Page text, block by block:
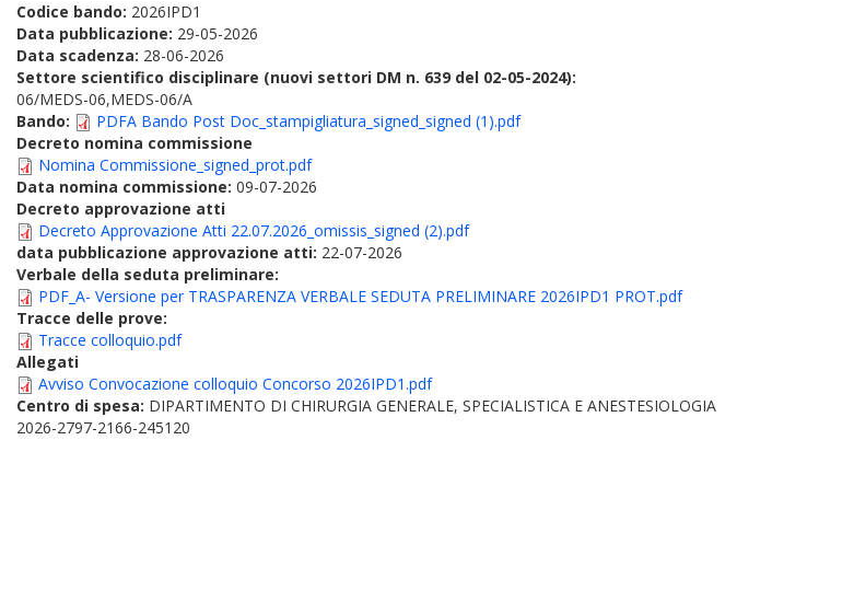
Codice bando: 2026IPD1
Data pubblicazione: 29-05-2026
Data scadenza: 28-06-2026
Settore scientifico disciplinare (nuovi settori DM n. 639 del 02-05-2024):
06/MEDS-06,MEDS-06/A
Bando:
PDFA Bando Post Doc_stampigliatura_signed_signed (1).pdf
Decreto nomina commissione
Nomina Commissione_signed_prot.pdf
Data nomina commissione: 09-07-2026
Decreto approvazione atti
Decreto Approvazione Atti 22.07.2026_omissis_signed (2).pdf
data pubblicazione approvazione atti: 22-07-2026
Verbale della seduta preliminare:
PDF_A- Versione per TRASPARENZA VERBALE SEDUTA PRELIMINARE 2026IPD1 PROT.pdf
Tracce delle prove:
Tracce colloquio.pdf
Allegati
Avviso Convocazione colloquio Concorso 2026IPD1.pdf
Centro di spesa: DIPARTIMENTO DI CHIRURGIA GENERALE, SPECIALISTICA E ANESTESIOLOGIA
2026-2797-2166-245120